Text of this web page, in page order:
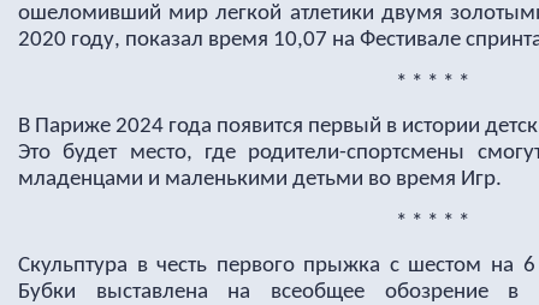
ошеломивший мир легкой атлетики двумя
2020 году, показал время 10,07 на Фестивале
* * * * *
В Париже 2024 года появится первый в истории
Это будет место, где родители-спортсмены
младенцами и маленькими детьми во время Игр.
* * * * *
Скульптура в честь первого прыжка с шестом на
Бубки выставлена ​​на всеобщее обозрение